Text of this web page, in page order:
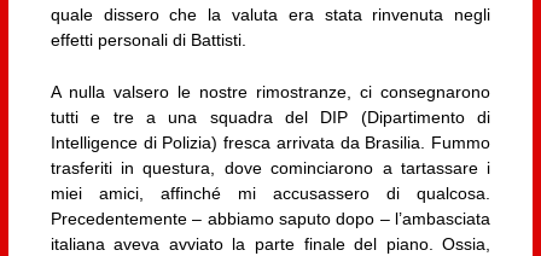
quale dissero che la valuta era stata rinvenuta negli
effetti personali di Battisti.
A nulla valsero le nostre rimostranze, ci consegnarono
tutti e tre a una squadra del DIP (Dipartimento di
Intelligence di Polizia) fresca arrivata da Brasilia. Fummo
trasferiti in questura, dove cominciarono a tartassare i
miei amici, affinché mi accusassero di qualcosa.
Precedentemente – abbiamo saputo dopo – l’ambasciata
italiana aveva avviato la parte finale del piano. Ossia,